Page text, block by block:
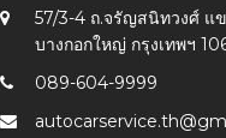
57/3-4 ถ.จรัญสนิทวงศ์ แ
บางกอกใหญ่ กรุงเทพฯ
089-604-9999